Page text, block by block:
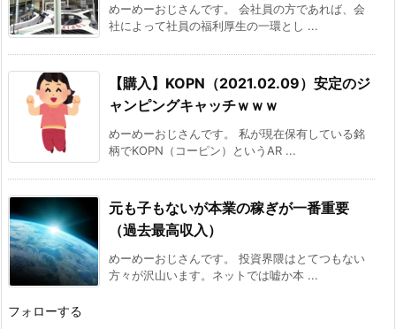
めーめーおじさんです。 会社員の方であれば、会
社によって社員の福利厚生の一環とし ...
【購入】KOPN（2021.02.09）安定のジ
ャンピングキャッチｗｗｗ
めーめーおじさんです。 私が現在保有している銘
柄でKOPN（コーピン）というAR ...
元も子もないが本業の稼ぎが一番重要
（過去最高収入）
めーめーおじさんです。 投資界隈はとてつもない
方々が沢山います。ネットでは嘘か本 ...
フォローする